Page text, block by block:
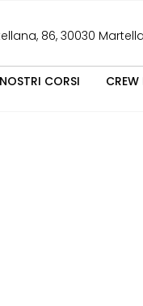
86, 30030
CORSI CREW